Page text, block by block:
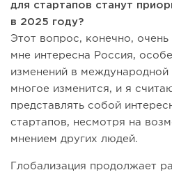
для стартапов станут
в 2025 году?
Этот вопрос, конечно,
мне интересна Россия,
изменений в международной
многое изменится, и я
представлять собой
стартапов, несмотря на
мнением других людей.
Глобализация продолжает